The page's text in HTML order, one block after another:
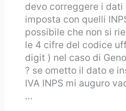
devo correggere i dati
imposta con quelli
possibile che non si
le 4 cifre del codice
digit ) nel caso di
? se ometto il dato e
IVA INPS mi auguro
…